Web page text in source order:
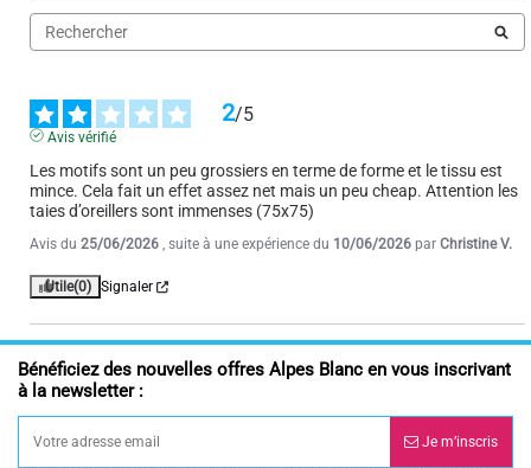
2/5
Avis vérifié
Les motifs sont un peu grossiers en terme de forme et le tissu est
mince. Cela fait un effet assez net mais un peu cheap. Attention les
taies d’oreillers sont immenses (75x75)
Avis du 25/06/2026 , suite à une expérience du 10/06/2026 par Christine V.
Utile(0) Signaler
Bénéficiez des nouvelles offres Alpes Blanc en vous inscrivant
à la newsletter :
Je m’inscris